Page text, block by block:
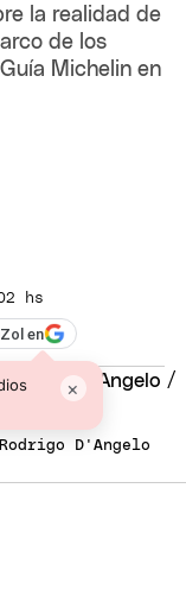
la realidad de
de los
Michelin en
hs
en
×
D'Angelo